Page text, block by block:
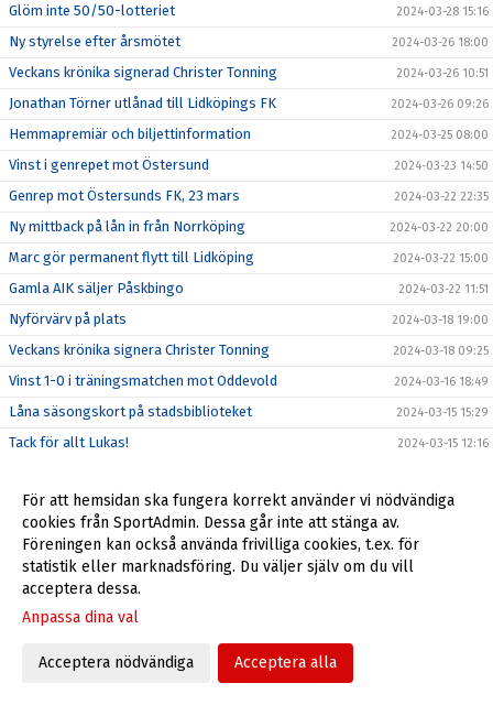
Glöm inte 50/50-lotteriet 2024-03-28 15:16
Ny styrelse efter årsmötet 2024-03-26 18:00
Veckans krönika signerad Christer Tonning 2024-03-26 10:51
Jonathan Törner utlånad till Lidköpings FK 2024-03-26 09:26
Hemmapremiär och biljettinformation 2024-03-25 08:00
Vinst i genrepet mot Östersund 2024-03-23 14:50
Genrep mot Östersunds FK, 23 mars 2024-03-22 22:35
Ny mittback på lån in från Norrköping 2024-03-22 20:00
Marc gör permanent flytt till Lidköping 2024-03-22 15:00
Gamla AIK säljer Påskbingo 2024-03-22 11:51
Nyförvärv på plats 2024-03-18 19:00
Veckans krönika signera Christer Tonning 2024-03-18 09:25
Vinst 1-0 i träningsmatchen mot Oddevold 2024-03-16 18:49
Låna säsongskort på stadsbiblioteket 2024-03-15 15:29
Tack för allt Lukas! 2024-03-15 12:16
(Uppdaterad)
Veckans krönika signera Christer Tonning 2024-03-12 14:33
OBS! Ny tid för årsmöte 19/3 19:00 2024-03-12 10:34
Inför IF Karlstad Fotboll (b), 9/3
Veckans krönika signerad Christer Tonning
Seger i sista gruppspelsmatch i Svenska cupen
För att hemsidan ska fungera korrekt använder vi nödvändiga
cookies från SportAdmin. Dessa går inte att stänga av.
Föreningen kan också använda frivilliga cookies, t.ex. för
statistik eller marknadsföring. Du väljer själv om du vill
acceptera dessa.
Anpassa dina val
Acceptera nödvändiga Acceptera alla